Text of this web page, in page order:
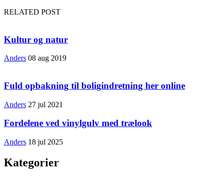
RELATED POST
Kultur og natur
Anders 08 aug 2019
Fuld opbakning til boligindretning her online
Anders 27 jul 2021
Fordelene ved vinylgulv med trælook
Anders 18 jul 2025
Kategorier